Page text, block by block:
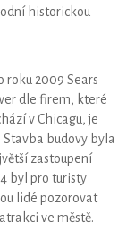
historickou
roku 2009 Sears
dle firem, které
v Chicagu, je
Stavba budovy byla
zastoupení
byl pro turisty
lidé pozorovat
ve městě.